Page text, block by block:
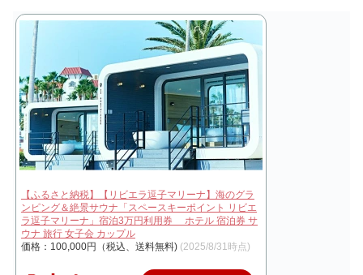
【ふるさと納税】【リビエラ逗子マリーナ】海のグラ
ンピング＆絶景サウナ「スペースキーポイント リビエ
ラ逗子マリーナ」宿泊3万円利用券 ホテル 宿泊券 サ
ウナ 旅行 女子会 カップル
価格：100,000円（税込、送料無料) (2025/8/31時点)